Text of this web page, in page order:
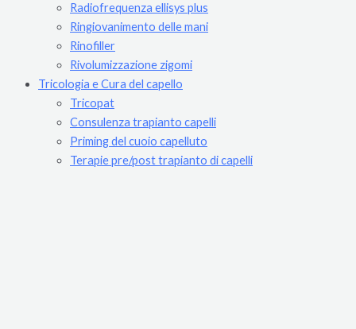
Radiofrequenza ellisys plus
Ringiovanimento delle mani
Rinofiller
Rivolumizzazione zigomi
Tricologia e Cura del capello
Tricopat
Consulenza trapianto capelli
Priming del cuoio capelluto
Terapie pre/post trapianto di capelli